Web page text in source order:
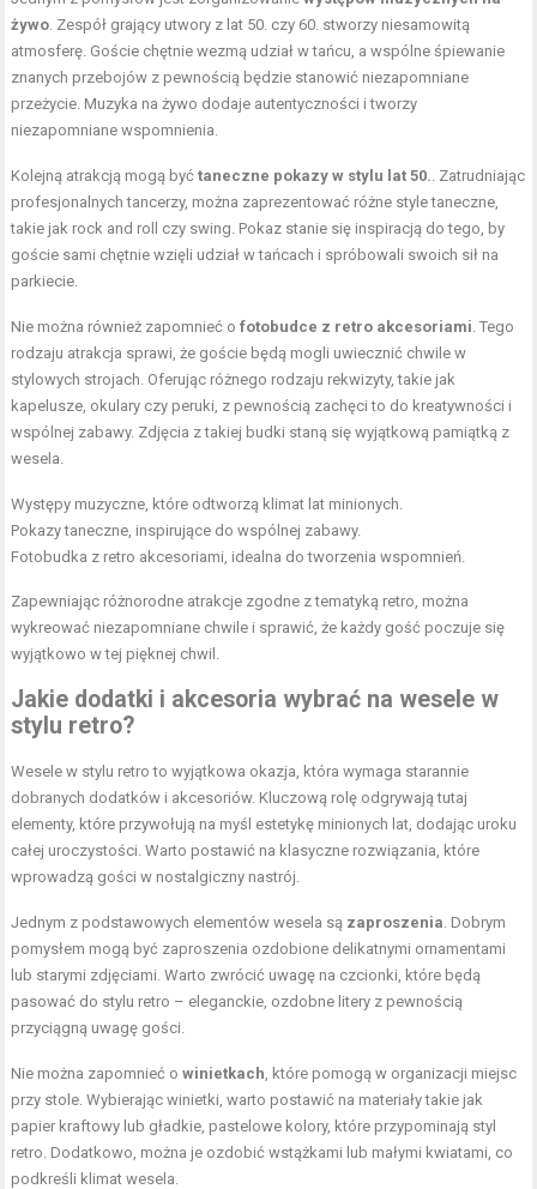
żywo . Zespół grający utwory z lat 50. czy 60. stworzy niesamowitą
atmosferę. Goście chętnie wezmą udział w tańcu, a wspólne śpiewanie
znanych przebojów z pewnością będzie stanowić niezapomniane
przeżycie. Muzyka na żywo dodaje autentyczności i tworzy
niezapomniane wspomnienia.
Kolejną atrakcją mogą byćtaneczne pokazy w stylu lat 50. . Zatrudniając
profesjonalnych tancerzy, można zaprezentować różne style taneczne,
takie jak rock and roll czy swing. Pokaz stanie się inspiracją do tego, by
goście sami chętnie wzięli udział w tańcach i spróbowali swoich sił na
parkiecie.
Nie można również zapomnieć ofotobudce z retro akcesoriami . Tego
rodzaju atrakcja sprawi, że goście będą mogli uwiecznić chwile w
stylowych strojach. Oferując różnego rodzaju rekwizyty, takie jak
kapelusze, okulary czy peruki, z pewnością zachęci to do kreatywności i
wspólnej zabawy. Zdjęcia z takiej budki staną się wyjątkową pamiątką z
wesela.
Występy muzyczne, które odtworzą klimat lat minionych.
Pokazy taneczne, inspirujące do wspólnej zabawy.
Fotobudka z retro akcesoriami, idealna do tworzenia wspomnień.
Zapewniając różnorodne atrakcje zgodne z tematyką retro, można
wykreować niezapomniane chwile i sprawić, że każdy gość poczuje się
wyjątkowo w tej pięknej chwil.
Jakie dodatki i akcesoria wybrać na wesele w
stylu retro?
Wesele w stylu retro to wyjątkowa okazja, która wymaga starannie
dobranych dodatków i akcesoriów. Kluczową rolę odgrywają tutaj
elementy, które przywołują na myśl estetykę minionych lat, dodając uroku
całej uroczystości. Warto postawić na klasyczne rozwiązania, które
wprowadzą gości w nostalgiczny nastrój.
Jednym z podstawowych elementów wesela są zaproszenia . Dobrym
pomysłem mogą być zaproszenia ozdobione delikatnymi ornamentami
lub starymi zdjęciami. Warto zwrócić uwagę na czcionki, które będą
pasować do stylu retro – eleganckie, ozdobne litery z pewnością
przyciągną uwagę gości.
Nie można zapomnieć owinietkach , które pomogą w organizacji miejsc
przy stole. Wybierając winietki, warto postawić na materiały takie jak
papier kraftowy lub gładkie, pastelowe kolory, które przypominają styl
retro. Dodatkowo, można je ozdobić wstążkami lub małymi kwiatami, co
podkreśli klimat wesela.